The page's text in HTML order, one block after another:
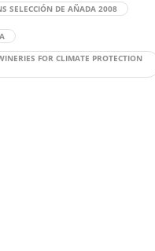
SELECCIÓN DE AÑADA 2008
FOR CLIMATE PROTECTION